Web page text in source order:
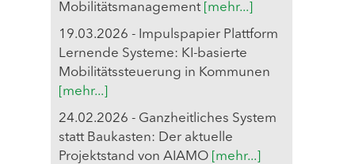
Mobilitätsmanagement [mehr...]
19.03.2026 - Impulspapier Plattform
Lernende Systeme: KI-basierte
Mobilitätssteuerung in Kommunen
[mehr...]
24.02.2026 - Ganzheitliches System
statt Baukasten: Der aktuelle
Projektstand von AIAMO [mehr...]